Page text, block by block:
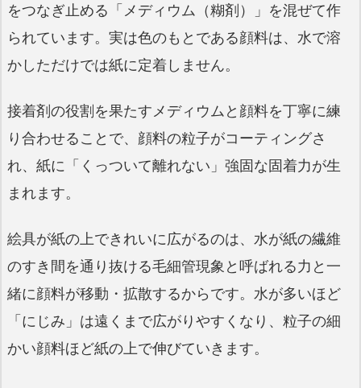
をつなぎ止める「メディウム（糊剤）」を混ぜて作
られています。実は色のもとである顔料は、水で溶
かしただけでは紙に定着しません。
接着剤の役割を果たすメディウムと顔料を丁寧に練
り合わせることで、顔料の粒子がコーティングさ
れ、紙に「くっついて離れない」強固な固着力が生
まれます。
絵具が紙の上できれいに広がるのは、水が紙の繊維
のすき間を通り抜ける毛細管現象と呼ばれる力と一
緒に顔料が移動・拡散するからです。水が多いほど
「にじみ」は遠くまで広がりやすくなり、粒子の細
かい顔料ほど紙の上で伸びていきます。